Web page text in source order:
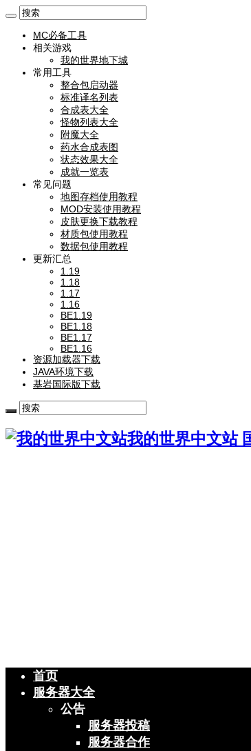
MC必备工具
相关游戏
我的世界地下城
常用工具
整合包启动器
标准译名列表
合成表大全
怪物列表大全
附魔大全
药水合成表图
状态效果大全
成就一览表
常见问题
地图存档使用教程
MOD安装使用教程
皮肤更换下载教程
材质包使用教程
数据包使用教程
更新汇总
1.19
1.18
1.17
1.16
BE1.19
BE1.18
BE1.17
BE1.16
资源加载器下载
JAVA环境下载
基岩国际版下载
我的世界中文站
首页
服务器大全
公告
服务器投稿
服务器合作